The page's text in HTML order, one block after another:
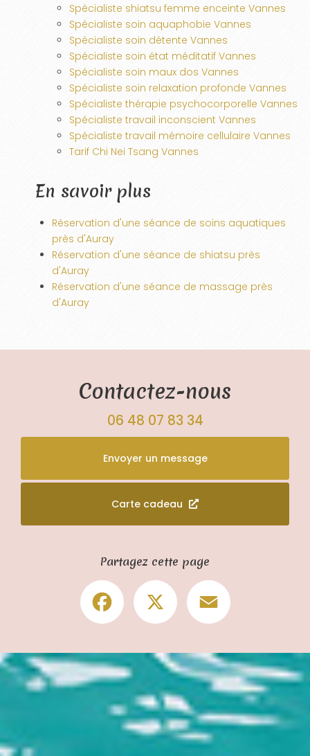
Spécialiste shiatsu femme enceinte Vannes
Spécialiste soin aquaphobie Vannes
Spécialiste soin détente Vannes
Spécialiste soin état méditatif Vannes
Spécialiste soin maux dos Vannes
Spécialiste soin relaxation profonde Vannes
Spécialiste thérapie psychocorporelle Vannes
Spécialiste travail inconscient Vannes
Spécialiste travail mémoire cellulaire Vannes
Tarif Chi Nei Tsang Vannes
En savoir plus
Réservation d'une séance de soins aquatiques
près d'Auray
Réservation d'une séance de shiatsu près
d'Auray
Réservation d'une séance de massage près
d'Auray
Contactez-nous
06 48 07 83 34
Envoyer un message
Carte cadeau
Partagez cette page
Facebook